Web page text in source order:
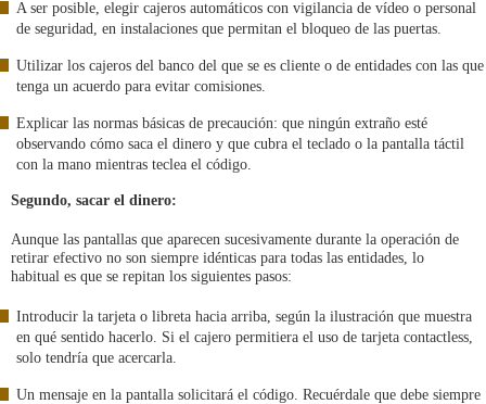
A ser posible, elegir cajeros automáticos con vigilancia de vídeo o personal
de seguridad, en instalaciones que permitan el bloqueo de las puertas.
Utilizar los cajeros del banco del que se es cliente o de entidades con las que
tenga un acuerdo para evitar comisiones.
Explicar las normas básicas de precaución: que ningún extraño esté
observando cómo saca el dinero y que cubra el teclado o la pantalla táctil
con la mano mientras teclea el código.
Segundo, sacar el dinero:
Aunque las pantallas que aparecen sucesivamente durante la operación de
retirar efectivo no son siempre idénticas para todas las entidades, lo
habitual es que se repitan los siguientes pasos:
Introducir la tarjeta o libreta hacia arriba, según la ilustración que muestra
en qué sentido hacerlo. Si el cajero permitiera el uso de tarjeta contactless,
solo tendría que acercarla.
Un mensaje en la pantalla solicitará el código. Recuérdale que debe siempre